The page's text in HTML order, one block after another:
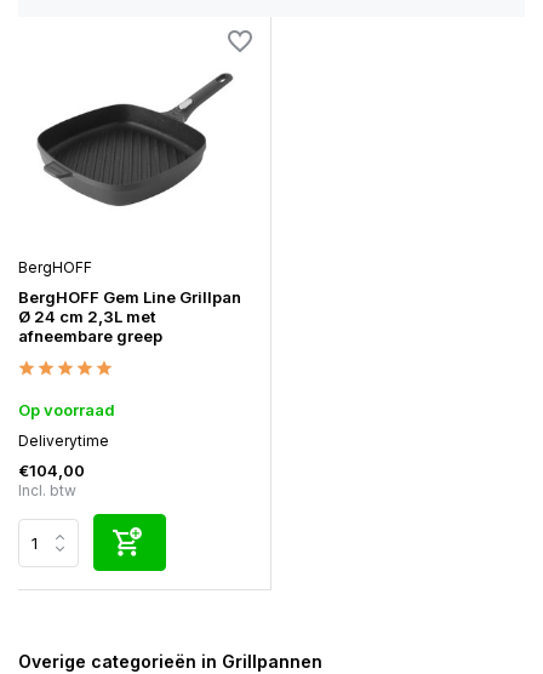
BergHOFF
BergHOFF Gem Line Grillpan
Ø 24 cm 2,3L met
afneembare greep
Op voorraad
Deliverytime
€104,00
Incl. btw
Overige categorieën in Grillpannen